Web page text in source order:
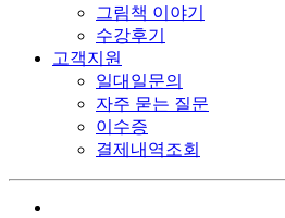
그림책 이야기
수강후기
고객지원
일대일문의
자주 묻는 질문
이수증
결제내역조회